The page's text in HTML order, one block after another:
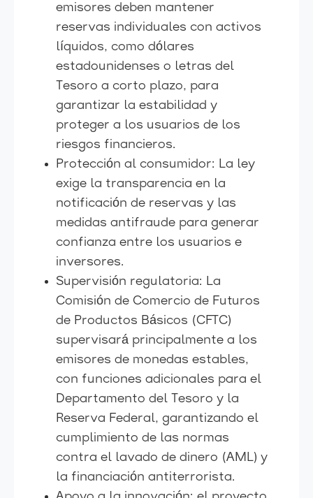
emisores deben mantener
reservas individuales con activos
líquidos, como dólares
estadounidenses o letras del
Tesoro a corto plazo, para
garantizar la estabilidad y
proteger a los usuarios de los
riesgos financieros.
Protección al consumidor: La ley
exige la transparencia en la
notificación de reservas y las
medidas antifraude para generar
confianza entre los usuarios e
inversores.
Supervisión regulatoria: La
Comisión de Comercio de Futuros
de Productos Básicos (CFTC)
supervisará principalmente a los
emisores de monedas estables,
con funciones adicionales para el
Departamento del Tesoro y la
Reserva Federal, garantizando el
cumplimiento de las normas
contra el lavado de dinero (AML) y
la financiación antiterrorista.